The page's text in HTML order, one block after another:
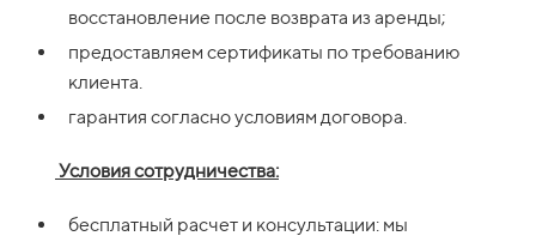
восстановление после возврата из аренды;
предоставляем сертификаты по требованию
клиента.
гарантия согласно условиям договора.
Условия сотрудничества:
бесплатный расчет и консультации: мы